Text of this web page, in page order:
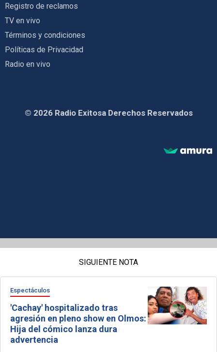
Registro de reclamos
TV en vivo
Términos y condiciones
Políticas de Privacidad
Radio en vivo
© 2026 Radio Exitosa Derechos Reservados
SIGUIENTE NOTA
Espectáculos
'Cachay' hospitalizado tras
agresión en pleno show en Olmos:
Hija del cómico lanza dura
advertencia